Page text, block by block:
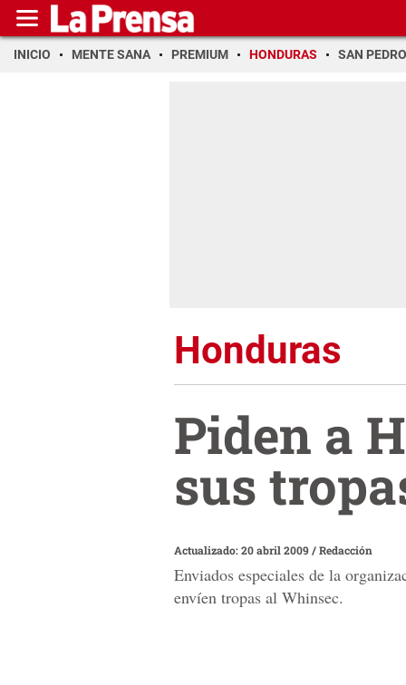
INICIO MENTE SANA PREMIUM HONDURAS SAN PEDRO
Honduras
Piden a
sus
Actualizado: 20 abril 2009/Redacción
Enviados especiales de la
envíen tropas al Whinsec.